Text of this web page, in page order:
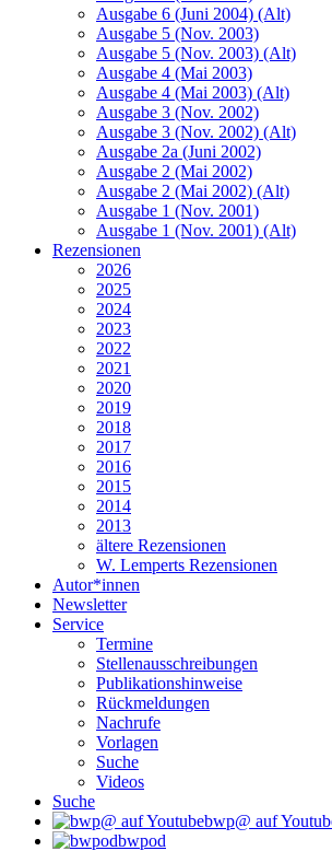
Ausgabe 6 (Juni 2004) (Alt)
Ausgabe 5 (Nov. 2003)
Ausgabe 5 (Nov. 2003) (Alt)
Ausgabe 4 (Mai 2003)
Ausgabe 4 (Mai 2003) (Alt)
Ausgabe 3 (Nov. 2002)
Ausgabe 3 (Nov. 2002) (Alt)
Ausgabe 2a (Juni 2002)
Ausgabe 2 (Mai 2002)
Ausgabe 2 (Mai 2002) (Alt)
Ausgabe 1 (Nov. 2001)
Ausgabe 1 (Nov. 2001) (Alt)
Rezensionen
2026
2025
2024
2023
2022
2021
2020
2019
2018
2017
2016
2015
2014
2013
ältere Rezensionen
W. Lemperts Rezensionen
Autor*innen
Newsletter
Service
Termine
Stellenausschreibungen
Publikationshinweise
Rückmeldungen
Nachrufe
Vorlagen
Suche
Videos
Suche
bwp@ auf
bwpod